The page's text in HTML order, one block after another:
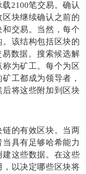
2100笔交易。确认
块继续确认之前的
交易。当然，每个
该结构包括区块的
数据。搜索候选解
为矿工。每个为区
工都成为领导者，
将这些附加到区块
的有效区块。当两
具有足够哈希能力
这些数据。在这些
以决定哪些区块将